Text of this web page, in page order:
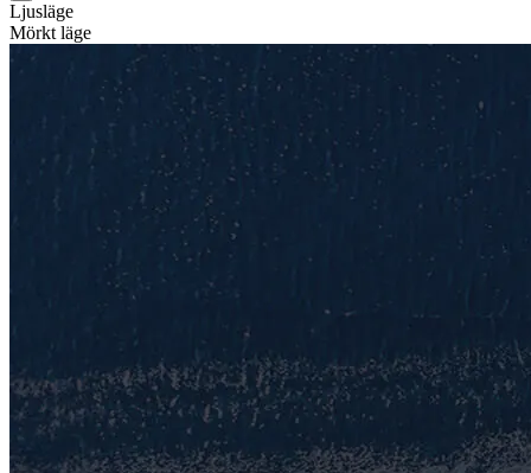
Ljusläge
Mörkt läge